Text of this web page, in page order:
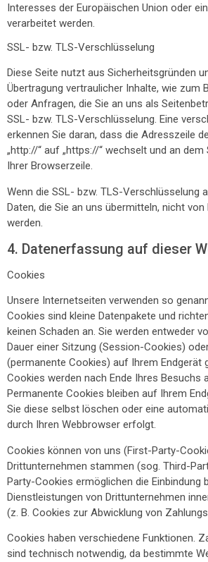
Interesses der Europäischen Union oder
verarbeitet werden.
SSL- bzw. TLS-Verschlüsselung
Diese Seite nutzt aus Sicherheitsgründen
Übertragung vertraulicher Inhalte, wie zum
oder Anfragen, die Sie an uns als
SSL- bzw. TLS-Verschlüsselung. Eine
erkennen Sie daran, dass die Adresszeile
„http://“ auf „https://“ wechselt und an
Ihrer Browserzeile.
Wenn die SSL- bzw. TLS-Verschlüsselung
Daten, die Sie an uns übermitteln, nicht
werden.
4. Datenerfassung auf dieser
Cookies
Unsere Internetseiten verwenden so
Cookies sind kleine Datenpakete und
keinen Schaden an. Sie werden entweder
Dauer einer Sitzung (Session-Cookies)
(permanente Cookies) auf Ihrem Endgerät
Cookies werden nach Ende Ihres Besuchs
Permanente Cookies bleiben auf Ihrem
Sie diese selbst löschen oder eine
durch Ihren Webbrowser erfolgt.
Cookies können von uns (First-Party-
Drittunternehmen stammen (sog. Third-
Party-Cookies ermöglichen die Einbindung
Dienstleistungen von Drittunternehmen
(z. B. Cookies zur Abwicklung von
Cookies haben verschiedene Funktionen.
sind technisch notwendig, da bestimmte